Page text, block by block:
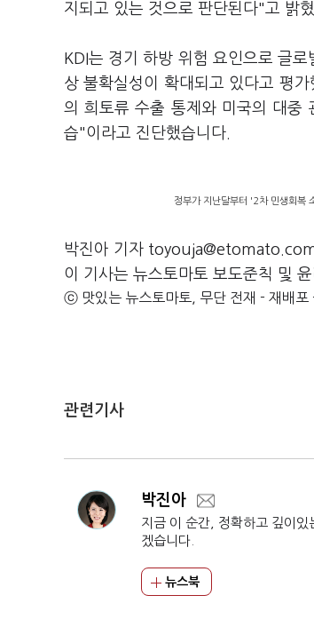
지되고 있는 것으로 판단된다"고 밝
KDI는 경기 하방 위험 요인으로 글
상 불확실성이 확대되고 있다고 평
의 희토류 수출 통제와 미국의 대중
습"이라고 진단했습니다.
정부가 지난달부터 '2차 민생회복
박진아 기자
이 기사는 뉴스토마토 보도준칙 및
ⓒ 맛있는 뉴스토마토, 무단 전재 - 재배포
관련기사
박진아
지금 이 순간, 정확하고 깊이있
겠습니다.
뉴스북